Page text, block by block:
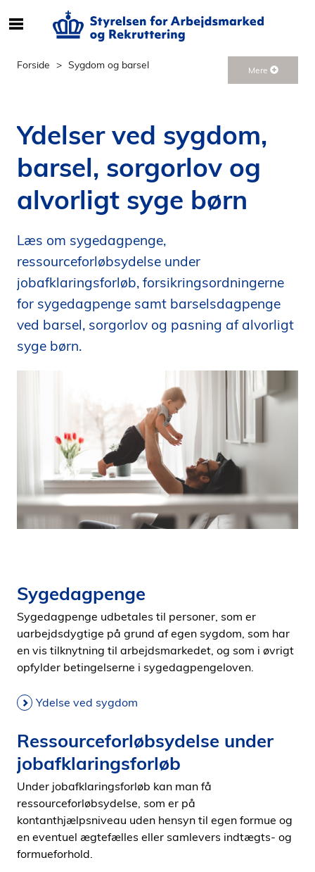
e
r
n
d
h
l
d
p
s
i
d
Forside Sygdom og barsel Mere
Ydelser ved sygdom,
barsel, sorgorlov og
alvorligt syge børn
Læs om sygedagpenge,
ressourceforløbsydelse under
jobafklaringsforløb, forsikringsordningerne
for sygedagpenge samt barselsdagpenge
ved barsel, sorgorlov og pasning af alvorligt
syge børn.
Sygedagpenge
Sygedagpenge udbetales til personer, som er
uarbejdsdygtige på grund af egen sygdom, som har
en vis tilknytning til arbejdsmarkedet, og som i øvrigt
opfylder betingelserne i sygedagpengeloven.
Ydelse ved sygdom
Ressourceforløbsydelse under
jobafklaringsforløb
Under jobafklaringsforløb kan man få
ressourceforløbsydelse, som er på
kontanthjælpsniveau uden hensyn til egen formue og
en eventuel ægtefælles eller samlevers indtægts- og
formueforhold.